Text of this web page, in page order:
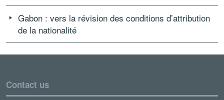
Gabon : vers la révision des conditions d’attribution
de la nationalité
Contact us